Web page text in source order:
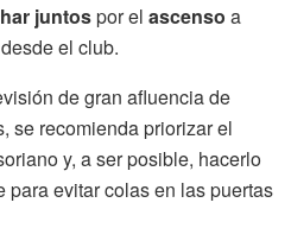
juntospor el ascenso a
el club.
de gran afluencia de
se recomienda priorizar el
y, a ser posible, hacerlo
evitar colas en las puertas